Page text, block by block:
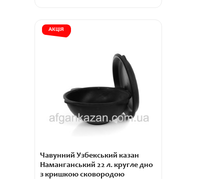
АКЦІЯ
Чавунний Узбекський казан
Наманганський 22 л. кругле дно
з кришкою сковородою